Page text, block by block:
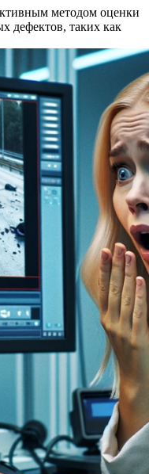
методом оценки
дефектов, таких как